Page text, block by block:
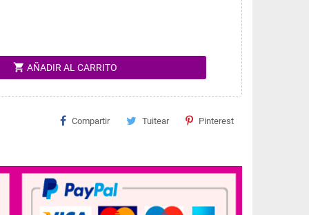
shopping_cart AÑADIR AL CARRITO
Compartir Tuitear Pinterest